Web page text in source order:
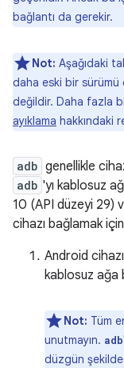
bağlantı da gerekir.
Not: Aşağıdaki
daha eski bir sürümü
değildir. Daha fazla
ayıklama hakkındaki
adb genellikle
adb 'yı kablosuz
10 (API düzeyi 29)
cihazı bağlamak
Android
kablosuz ağa
Not: Tüm
unutmayın. adb
düzgün şekilde